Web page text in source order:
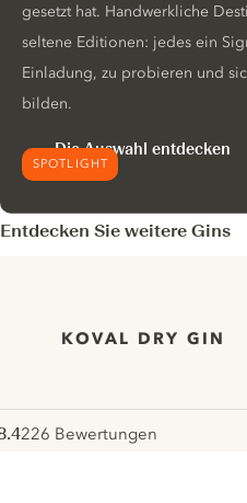
SPOTLIGHT
gesetzt hat. Handwerkliche
seltene Editionen: jedes ein
Einladung, zu probieren und
bilden.
Die Auswahl entdecken
Entdecken Sie weitere Gins
KOVAL DRY GIN
226 Bewertungen